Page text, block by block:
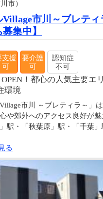
市）
市川～ブレティ
集中】
支援
可
要介護
可
認知症
不可
！都心の人気主要エ
環境
Village市川 ～ブレティラ～」
や郊外へのアクセス良好が
駅・「秋葉原」駅・「千葉
る